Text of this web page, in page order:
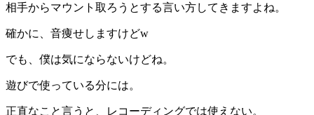
相手からマウント取ろうとする言い方してきますよね。
確かに、音痩せしますけどw
でも、僕は気にならないけどね。
遊びで使っている分には。
正直なこと言うと、レコーディングでは使えない。